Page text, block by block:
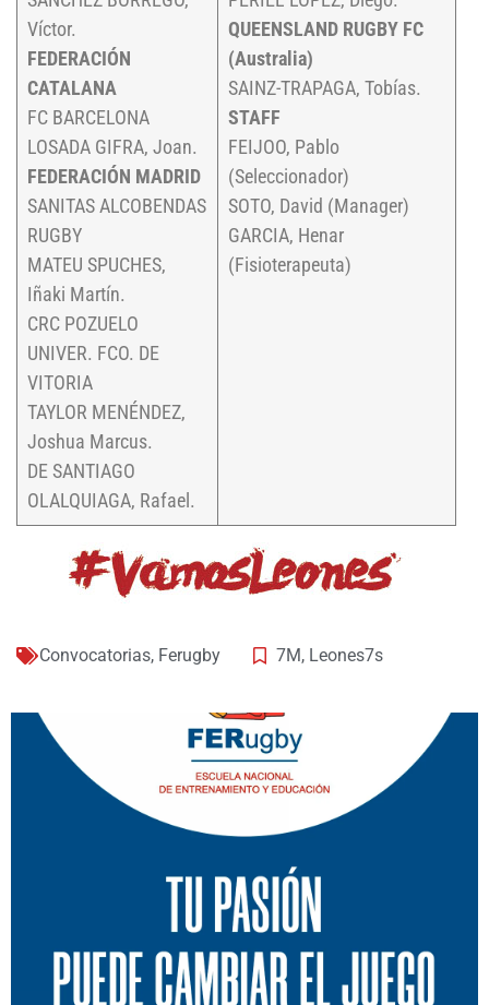
Víctor.
FEDERACIÓN
CATALANA
FC BARCELONA
LOSADA GIFRA, Joan.
FEDERACIÓN MADRID
SANITAS ALCOBENDAS
RUGBY
MATEU SPUCHES,
Iñaki Martín.
CRC POZUELO
UNIVER. FCO. DE
VITORIA
TAYLOR MENÉNDEZ,
Joshua Marcus.
DE SANTIAGO
OLALQUIAGA, Rafael.
QUEENSLAND RUGBY FC
(Australia)
SAINZ-TRAPAGA, Tobías.
STAFF
FEIJOO, Pablo
(Seleccionador)
SOTO, David (Manager)
GARCIA, Henar
(Fisioterapeuta)
Convocatorias, Ferugby 7M, Leones7s